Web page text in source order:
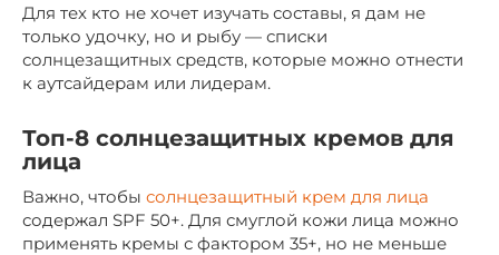
Для тех кто не хочет изучать составы, я дам не
только удочку, но и рыбу — списки
солнцезащитных средств, которые можно отнести
к аутсайдерам или лидерам.
Топ-8 солнцезащитных кремов для
лица
Важно, чтобы солнцезащитный крем для лица
содержал SPF 50+. Для смуглой кожи лица можно
применять кремы с фактором 35+, но не меньше